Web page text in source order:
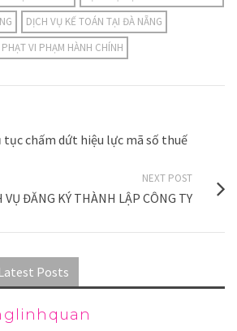
DỊCH VỤ KẾ TOÁN TẠI ĐÀ NẴNG
VI PHẠM HÀNH CHÍNH
chấm dứt hiệu lực mã số thuế
NEXT POST
VỤ ĐĂNG KÝ THÀNH LẬP CÔNG TY
Latest Posts